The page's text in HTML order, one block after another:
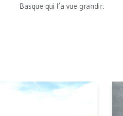
Basque qui l’a vue grandir.